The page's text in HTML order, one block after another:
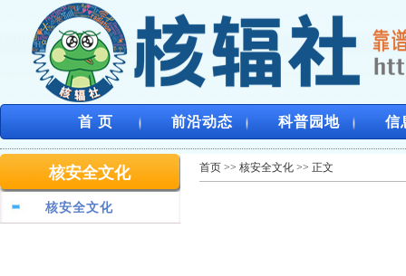
首 页 前沿动态 科普园地 信
核安全文化
核安全文化
首页 >> 核安全文化 >> 正文